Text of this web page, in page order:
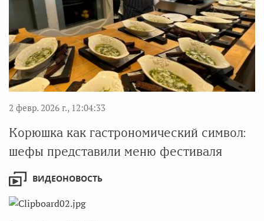
2 февр. 2026 г., 12:04:33
Корюшка как гастрономический символ:
шефы представили меню фестиваля
ВИДЕОНОВОСТЬ